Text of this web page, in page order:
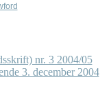
nr. 3 2004/05
3. december 2004